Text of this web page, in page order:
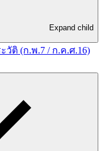
Expand child
วัติ (ก.พ.7 / ก.ค.ศ.16)